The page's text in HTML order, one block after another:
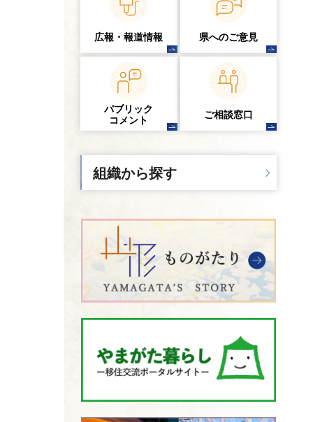
広報・報道情報 県へのご意見
パブリック
コメント
ご相談窓口
組織から探す